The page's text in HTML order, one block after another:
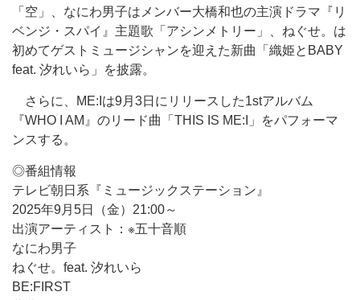
「空」、なにわ男子はメンバー大橋和也の主演ドラマ『リ
ベンジ・スパイ』主題歌「アシンメトリー」、ねぐせ。は
初めてゲストミュージシャンを迎えた新曲「織姫とBABY
feat. 汐れいら」を披露。
さらに、ME:Iは9月3日にリリースした1stアルバム
『WHO I AM』のリード曲「THIS IS ME:I」をパフォーマ
ンスする。
◎番組情報
テレビ朝日系『ミュージックステーション』
2025年9月5日（金）21:00～
出演アーティスト：※五十音順
なにわ男子
ねぐせ。feat. 汐れいら
BE:FIRST